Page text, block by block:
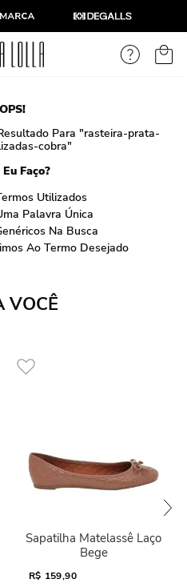
Para "rasteira-prata-
cobra"
Faço?
Utilizados
Palavra Única
Na Busca
Ao Termo Desejado
VOCÊ
Sapatilha Matelassê Laço
Bege
R$ 159,90